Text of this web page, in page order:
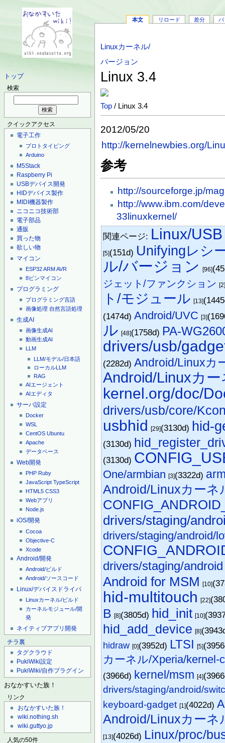
トップ
検索
クイックアクセス
電子工作
プロトタイピング
Arduino
M5Stack
Raspberry Pi
USBデバイス開発
HIDデバイス製作
MIDI機器製作
ニコニコ技術部
電子部品
通販
買った物
欲しい物
マイコン
ESP32ARMAVR
8ピンマイコン
プログラミング
プログラミング言語
画像処理 自然言語処理
生成AI
画像生成AI
動画生成AI
LLM
LLM/モデル/日本語
ローカルLLM
RAG
AIエージェント
AIエディタ
サーバ設定
Docker
WSL
CentOS Ubuntu
Apache
データベース
Web開発
PHP Ruby
JavaScript TypeScript
HTML5 CSS3
Webアプリ
Node.js
iOS/開発
Cocoa
Objective-C
Xcode
Android/開発
Android/ビルド
Android/ソースコード
Linux/デバイスドライバ
Linuxカーネル/ビルド
カーネルモジュール/開
発
ネイティブアプリ開発
チラ裏
タグクラウド
PukiWiki設定
PukiWiki/自作プラグイン
おなかすいた族！
リンク
おなかすいた族！
wiki.nothing.sh
wiki.guttyo.jp
人気の50件
本文 リロード 差分 バ
Linuxカーネル/
バージョン
Linux 3.4
Top / Linux 3.4
2012/05/20
http://kernelnewbies.org/
参考
http://sourceforge.jp/
http://www.ibm.com/
33linuxkernel/
関連ページ: Linux/USB
[5](151d) Unifyingレシ
ル/バージョン [96]
ジェット/ファンクション
ト/モジュール [13]
(1474d)Android/UVC [3]
ル [48](1758d) PA-
drivers/usb/
(2282d)Android/Linuxカ
Android/Linuxカ
kernel.org/doc/
drivers/usb/core/
usbhid [29](3130d) hid-
(3130d)
(3130d)
One/armbian [3](3322d)
Android/Linuxカーネ
drivers/staging/
drivers/staging/android/
drivers/staging/android
Android for MSM [10]
hid-multitouch [22]
B [8](3805d) hid_init [10]
hid_add_device [8]
hidraw [0](3952d) LTSI [5]
カーネル/Xperia/kernel-
(3966d) kernel/msm [4]
drivers/staging/android/
keyboard-gadget [1](4022d)
Android/Linuxカーネ
[13](4026d) Linux/proc/